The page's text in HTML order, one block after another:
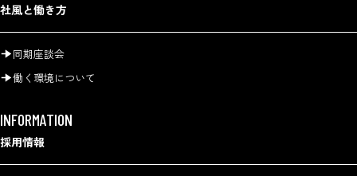
社風と働き方
同期座談会
働く環境について
INFORMATION
採用情報